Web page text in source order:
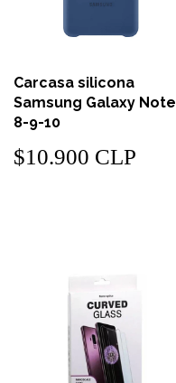
Carcasa silicona
Samsung Galaxy Note
8-9-10
$10.900 CLP